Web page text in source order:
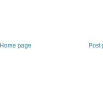
Post
Home page